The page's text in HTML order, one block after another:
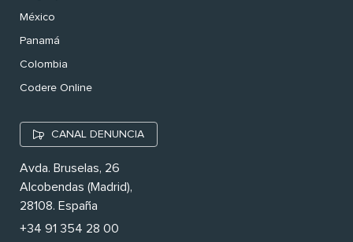
México
Panamá
Colombia
Codere Online
CANAL DENUNCIA
Avda. Bruselas, 26
Alcobendas (Madrid),
28108. España
+34 91 354 28 00